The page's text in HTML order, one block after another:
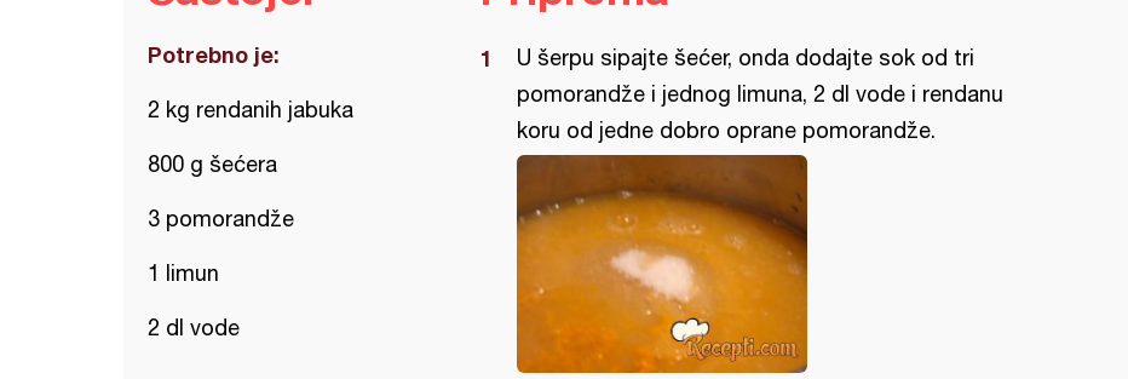
Potrebno je:
2 kg rendanih jabuka
800 g šećera
3 pomorandže
1 limun
2 dl vode
U šerpu sipajte šećer, onda dodajte sok od tri
pomorandže i jednog limuna, 2 dl vode i rendanu
koru od jedne dobro oprane pomorandže.